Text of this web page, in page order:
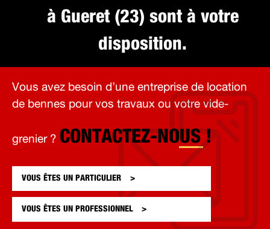
à Gueret (23) sont à votre
disposition.
Vous avez besoin d’une entreprise de location
de bennes pour vos travaux ou votre vide-
grenier ? CONTACTEZ-NOUS !
VOUS ÊTES UN PARTICULIER
VOUS ÊTES UN PROFESSIONNEL